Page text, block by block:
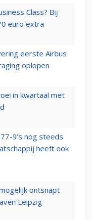
Class? Bij
euro extra
eerste Airbus
oplopen
in kwartaal met
9’s nog steeds
heeft ook
ontsnapt
Leipzig